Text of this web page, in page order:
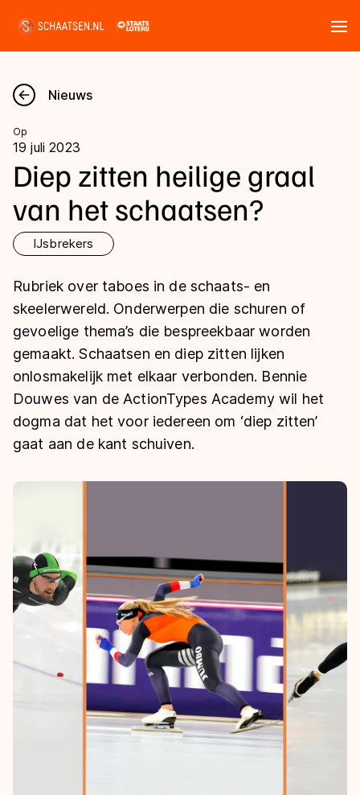
Nieuws
Kalender
Disciplines
Marathon
Shorttrack
Inlineskaten
Kunstschaatsen
Schoonrijden
Natuurijs
Uitslagen
Langebaan
Shorttrack
Marathon
Inlineskaten
Kunstschaatsen
Tijden & historie
Ranglijsten Langebaan
Persoonlijke records & tijden
Historie & statistiek
De weg op
Inschrijven wedstrijden
Algemene Nederlandse Schaatstijd
Waar kan ik schaatsen en skaten?
Schaatsfans
Alles voor jou als schaatsfan
Evenementen
Word schaatsfan!
Winacties
Medaillespiegel
Olympische uitslagen
Van Jong tot Goud verhalen
Nieuws
Op
19 juli 2023
Diep zitten heilige graal
van het schaatsen?
IJsbrekers
Rubriek over taboes in de schaats- en
skeelerwereld. Onderwerpen die schuren of
gevoelige thema’s die bespreekbaar worden
gemaakt. Schaatsen en diep zitten lijken
onlosmakelijk met elkaar verbonden. Bennie
Douwes van de ActionTypes Academy wil het
dogma dat het voor iedereen om ‘diep zitten’
gaat aan de kant schuiven.